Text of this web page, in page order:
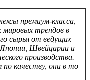
премиум-класса,
мировых трендов в
сырья от ведущих
Швейцарии и
производства.
качеству, они в то